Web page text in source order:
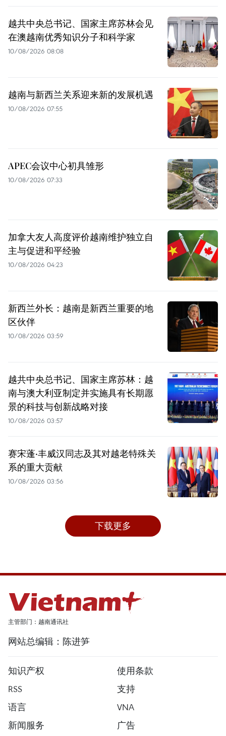
越共中央总书记、国家主席苏林会见
在澳越南优秀知识分子和科学家
10/08/2026 08:08
越南与新西兰关系迎来新的发展机遇
10/08/2026 07:55
APEC会议中心初具雏形
10/08/2026 07:33
加拿大友人高度评价越南维护独立自
主与促进和平经验
10/08/2026 04:23
新西兰外长：越南是新西兰重要的地
区伙伴
10/08/2026 03:59
越共中央总书记、国家主席苏林：越
南与澳大利亚制定并实施具有长期愿
景的科技与创新战略对接
10/08/2026 03:57
赛宋蓬·丰威汉同志及其对越老特殊关
系的重大贡献
10/08/2026 03:56
下载更多
主管部门：越南通讯社
网站总编辑：陈进笋
知识产权
使用条款
RSS
支持
语言
VNA
新闻服务
广告